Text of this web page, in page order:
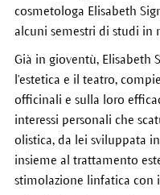
cosmetologa Elisabeth
alcuni semestri di studi in
Già in gioventù, Elisabeth
l'estetica e il teatro,
officinali e sulla loro
interessi personali che
olistica, da lei sviluppata
insieme al trattamento
stimolazione linfatica con